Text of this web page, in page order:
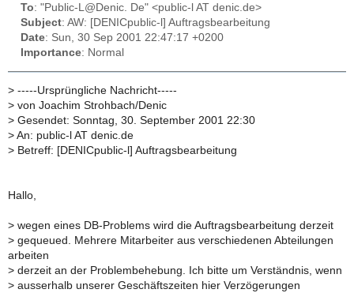
To: "Public-L@Denic. De" <public-l AT denic.de>
Subject: AW: [DENICpublic-l] Auftragsbearbeitung
Date: Sun, 30 Sep 2001 22:47:17 +0200
Importance: Normal
> -----Ursprüngliche Nachricht-----
> von Joachim Strohbach/Denic
> Gesendet: Sonntag, 30. September 2001 22:30
> An: public-l AT denic.de
> Betreff: [DENICpublic-l] Auftragsbearbeitung
Hallo,
> wegen eines DB-Problems wird die Auftragsbearbeitung derzeit
> gequeued. Mehrere Mitarbeiter aus verschiedenen Abteilungen
arbeiten
> derzeit an der Problembehebung. Ich bitte um Verständnis, wenn
> ausserhalb unserer Geschäftszeiten hier Verzögerungen